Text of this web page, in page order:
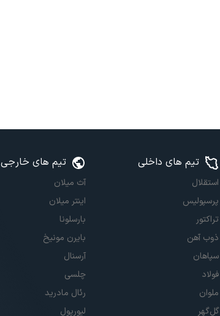
تیم های داخلی
استقلال
پرسپولیس
تراکتور
ذوب آهن
سپاهان
فولاد
ملوان
گل‌گهر
تیم های خارجی
آث میلان
اینتر میلان
بارسلونا
بایرن مونیخ
آرسنال
چلسی
رئال مادرید
لیورپول